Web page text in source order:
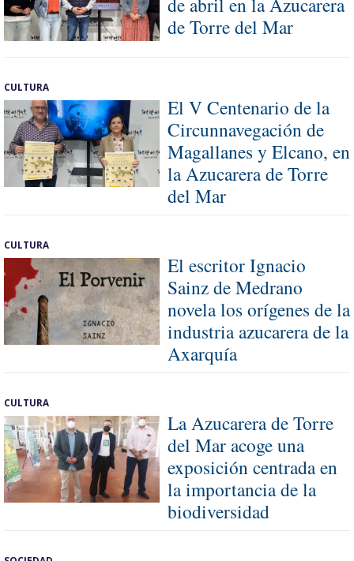
de Torre del Mar
CULTURA
El V Centenario de la
Circunnavegación de
Magallanes y Elcano, en
la Azucarera de Torre
del Mar
CULTURA
El escritor Ignacio
Sainz de Medrano
novela los orígenes de la
industria azucarera de la
Axarquía
CULTURA
La Azucarera de Torre
del Mar acoge una
exposición centrada en
la importancia de la
biodiversidad